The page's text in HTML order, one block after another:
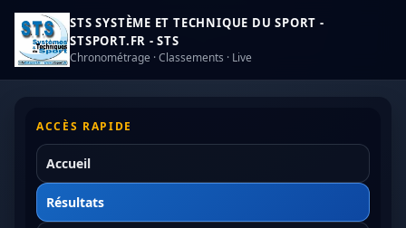
STS SYSTÈME ET TECHNIQUE DU SPORT -
STSPORT.FR - STS
Chronométrage · Classements · Live
ACCÈS RAPIDE
Accueil
Résultats